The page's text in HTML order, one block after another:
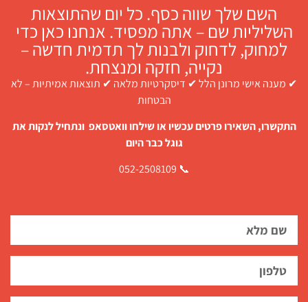
השם שלך שווה כסף. כל יום שהתוצאות
השליליות שם – אתה מפסיד. אנחנו כאן כדי
למחוק, לדחוק ולבנות לך תדמית חדשה –
נקייה, חזקה ומנצחת.
✔ מענה אישי מרונן הלל ✔ דיסקרטיות מלאה ✔ תוצאות אמיתיות – לא
הבטחות
התקשרו, השאירו פרטים עכשיו או שילחו וואטסאפ ונתחיל לנקות את
גוגל כבר היום
📞 052-2508109